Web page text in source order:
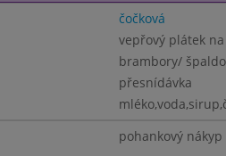
čočková
vepřový plátek
brambory/
přesnídávka
pohankový